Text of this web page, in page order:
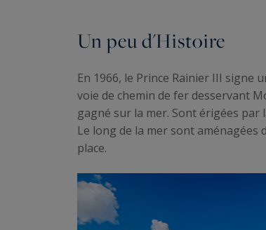
Un peu d'Histoire
En 1966, le Prince Rainier III
voie de chemin de fer desservant
gagné sur la mer. Sont érigées
Le long de la mer sont
place.